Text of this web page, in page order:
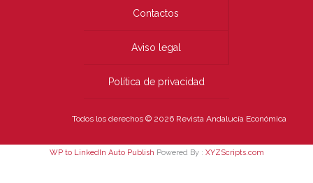
Contactos
Aviso legal
Política de privacidad
Todos los derechos © 2026 Revista Andalucía Económica
WP to LinkedIn Auto Publish Powered By : XYZScripts.com